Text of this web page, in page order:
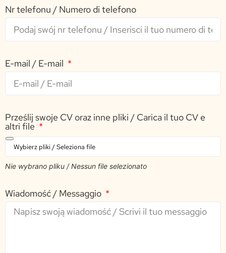
Nr telefonu / Numero di telefono
E-mail / E-mail
Prześlij swoje CV oraz inne pliki / Carica il tuo CV e
altri file
Nie wybrano pliku / Nessun file selezionato
Wiadomość / Messaggio